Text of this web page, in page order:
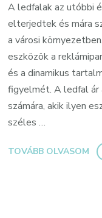
A ledfalak az utóbbi
elterjedtek és mára
a városi
eszközök a
és a dinamikus
figyelmét. A ledfal ár
számára, akik ilyen
széles …
TOVÁBB OLVASOM